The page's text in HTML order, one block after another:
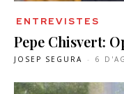
ENTREVISTES
Pepe Chisvert:
JOSEP SEGURA - 6